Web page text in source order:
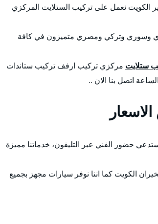
الكويت نعمل على تركيب الستلايت المركزي
وسوري وتركي ومصري متميزون في كافة
ستلايت مركزي تركيب ارفف تركيب ستاندات
اتصل بنا الان ..
حضور الفني عبر التليفون، خدماتنا مميزة
الكويت كما اننا نوفر سيارات مجهز بجميع